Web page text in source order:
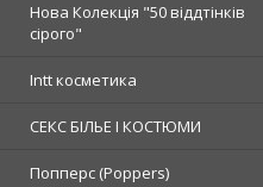
Нова Колекція "50 віддтінків
сірого"
Intt косметика
СЕКС БІЛЬЕ І КОСТЮМИ
Попперс (Poppers)